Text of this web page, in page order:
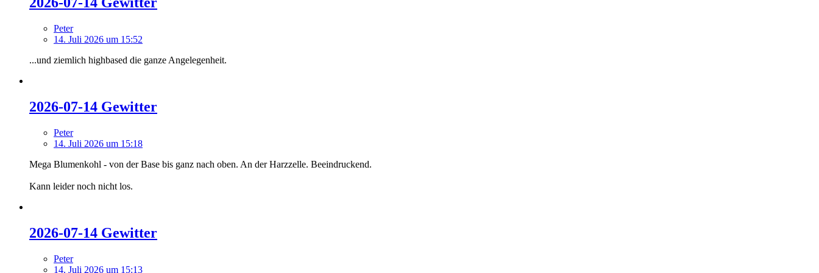
Peter
14. Juli 2026 um 15:52
...und ziemlich highbased die ganze Angelegenheit.
2026-07-14 Gewitter
Peter
14. Juli 2026 um 15:18
Mega Blumenkohl - von der Base bis ganz nach oben. An der Harzzelle. Beeindruckend.
Kann leider noch nicht los.
2026-07-14 Gewitter
Peter
14. Juli 2026 um 15:13